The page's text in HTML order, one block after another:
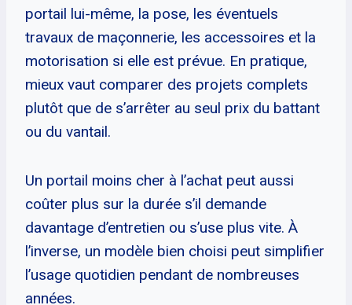
portail lui-même, la pose, les éventuels
travaux de maçonnerie, les accessoires et la
motorisation si elle est prévue. En pratique,
mieux vaut comparer des projets complets
plutôt que de s’arrêter au seul prix du battant
ou du vantail.
Un portail moins cher à l’achat peut aussi
coûter plus sur la durée s’il demande
davantage d’entretien ou s’use plus vite. À
l’inverse, un modèle bien choisi peut simplifier
l’usage quotidien pendant de nombreuses
années.